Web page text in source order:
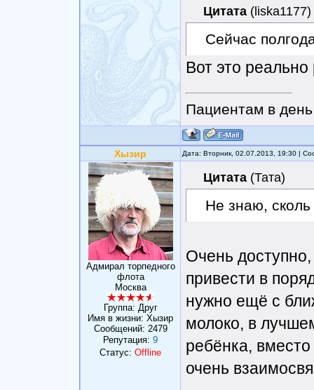
Цитата ( liska1177)
Сейчас
Вот это реально
Пациентам в
Хызир Дата: Вторник, 02.07.2013, 19:30 |
Адмирал торпедного
флота
Москва
Группа: Друг
Имя в жизни: Хызир
Сообщений: 2479
Репутация: 9
Статус: Offline
Цитата (Тата)
Не знаю,
Очень
привести в
нужно ещё с
молоко, в
ребёнка,
очень